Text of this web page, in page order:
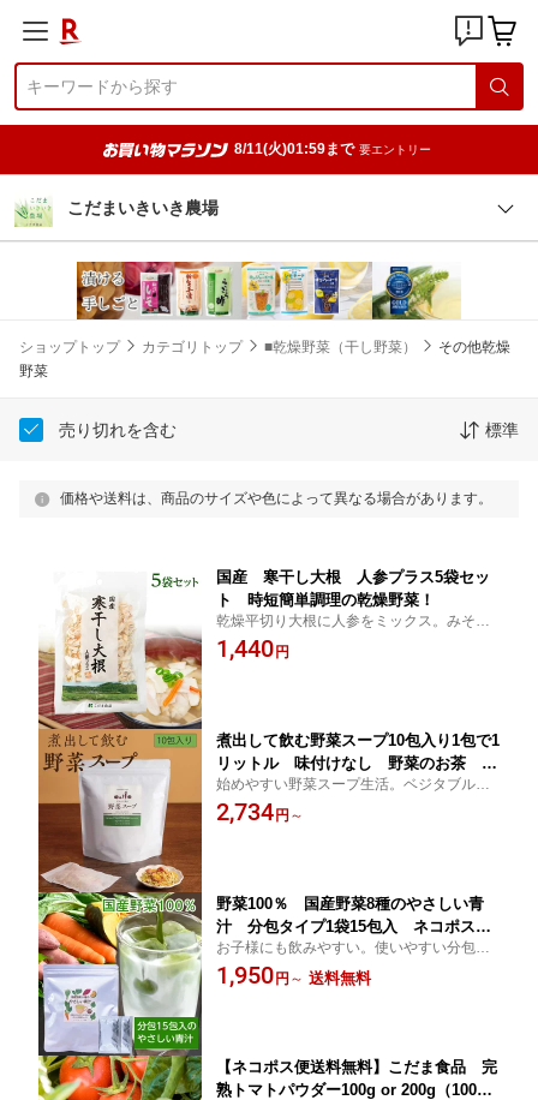
8/11(火)01:59まで 要エントリー
こだまいきいき農場
ショップトップ カテゴリトップ ■乾燥野菜（干し野菜）
その他乾燥
野菜
売り切れを含む 標準
価格や送料は、商品のサイズや色によって異なる場合があります。
国産 寒干し大根 人参プラス5袋セッ
ト 時短簡単調理の乾燥野菜！
乾燥平切り大根に人参をミックス。みそ
汁、サラダに。そのまま使える
1,440 円
煮出して飲む野菜スープ10包入り1包で1
リットル 味付けなし 野菜のお茶 国
産乾燥野菜 野菜だし ヴィーガンだ
し お得な6袋セットもあり
始めやすい野菜スープ生活。ベジタブルブ
ロス。 自然な甘みを感じられる、滋味あふ
れる野菜だけの味。離乳食のだしにも
2,734 円 ～
野菜100％ 国産野菜8種のやさしい青
汁 分包タイプ1袋15包入 ネコポス便
送料無料 おためしor2袋or3袋 or大容
量 ベジラテに！
お子様にも飲みやすい。使いやすい分包
野菜100％！スムージー、料理に。ミルク
と合わせてベジラテに！
1,950 円 ～ 送料無料
【ネコポス便送料無料】こだま食品 完
熟トマトパウダー100g or 200g（100g×